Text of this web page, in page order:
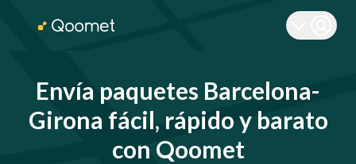
Envía paquetes Barcelona-
Girona fácil, rápido y barato
con Qoomet